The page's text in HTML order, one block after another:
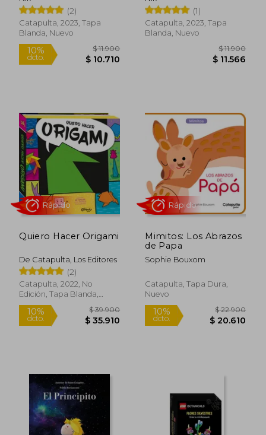
(2)
Catapulta, 2023, Tapa
Blanda, Nuevo
10%
dcto.
$ 11.900
$ 10.710
(1)
Catapulta, 2023, Tapa
Blanda, Nuevo
$
$
Quiero Hacer Origami
De Catapulta, Los Editores
(2)
Catapulta, 2022, No
Edición, Tapa Blanda,
Nuevo
Mimitos: Los Abrazos
de Papa
Sophie Bouxom
Catapulta, Tapa Dura,
Nuevo